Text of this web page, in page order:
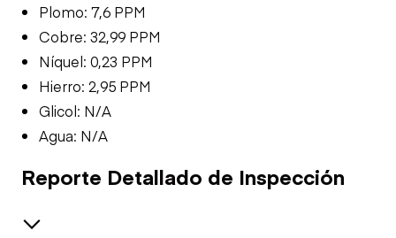
Plomo: 7,6 PPM
Cobre: 32,99 PPM
Níquel: 0,23 PPM
Hierro: 2,95 PPM
Glicol: N/A
Agua: N/A
Reporte Detallado de Inspección